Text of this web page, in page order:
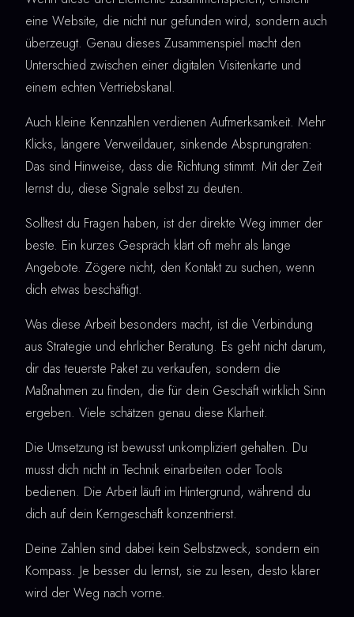
eine Website, die nicht nur gefunden wird, sondern auch
überzeugt. Genau dieses Zusammenspiel macht den
Unterschied zwischen einer digitalen Visitenkarte und
einem echten Vertriebskanal.
Auch kleine Kennzahlen verdienen Aufmerksamkeit. Mehr
Klicks, längere Verweildauer, sinkende Absprungraten:
Das sind Hinweise, dass die Richtung stimmt. Mit der Zeit
lernst du, diese Signale selbst zu deuten.
Solltest du Fragen haben, ist der direkte Weg immer der
beste. Ein kurzes Gespräch klärt oft mehr als lange
Angebote. Zögere nicht, den Kontakt zu suchen, wenn
dich etwas beschäftigt.
Was diese Arbeit besonders macht, ist die Verbindung
aus Strategie und ehrlicher Beratung. Es geht nicht darum,
dir das teuerste Paket zu verkaufen, sondern die
Maßnahmen zu finden, die für dein Geschäft wirklich Sinn
ergeben. Viele schätzen genau diese Klarheit.
Die Umsetzung ist bewusst unkompliziert gehalten. Du
musst dich nicht in Technik einarbeiten oder Tools
bedienen. Die Arbeit läuft im Hintergrund, während du
dich auf dein Kerngeschäft konzentrierst.
Deine Zahlen sind dabei kein Selbstzweck, sondern ein
Kompass. Je besser du lernst, sie zu lesen, desto klarer
wird der Weg nach vorne.